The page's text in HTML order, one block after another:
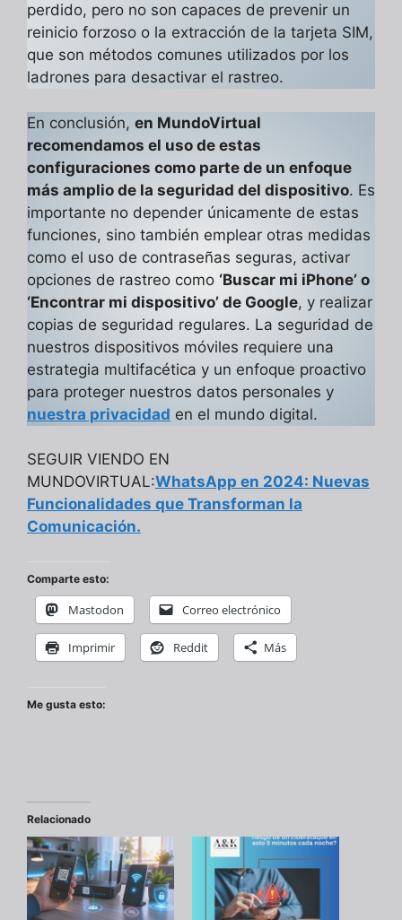
perdido, pero no son capaces de prevenir un
reinicio forzoso o la extracción de la tarjeta SIM,
que son métodos comunes utilizados por los
ladrones para desactivar el rastreo.
En conclusión, en MundoVirtual
recomendamos el uso de estas
configuraciones como parte de un enfoque
más amplio de la seguridad del dispositivo. Es
importante no depender únicamente de estas
funciones, sino también emplear otras medidas
como el uso de contraseñas seguras, activar
opciones de rastreo como ‘Buscar mi iPhone’ o
‘Encontrar mi dispositivo’ de Google, y realizar
copias de seguridad regulares. La seguridad de
nuestros dispositivos móviles requiere una
estrategia multifacética y un enfoque proactivo
para proteger nuestros datos personales y
nuestra privacidad en el mundo digital.
SEGUIR VIENDO EN
MUNDOVIRTUAL:WhatsApp en 2024: Nuevas
Funcionalidades que Transforman la
Comunicación.
Comparte esto:
Mastodon Correo electrónico
Imprimir Reddit Más
Me gusta esto:
Relacionado